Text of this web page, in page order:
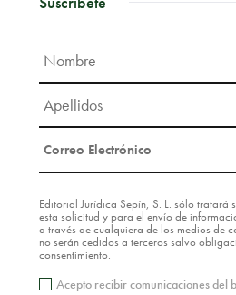
Editorial Jurídica Sepín, S. L. sólo tratará
esta solicitud y para el envío de
a través de cualquiera de los medios de
no serán cedidos a terceros salvo
consentimiento.
Acepto recibir comunicaciones del